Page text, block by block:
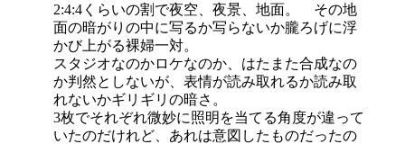
2:4:4くらいの割で夜空、夜景、地面。 その地
面の暗がりの中に写るか写らないか朧ろげに浮
かび上がる裸婦一対。
スタジオなのかロケなのか、はたまた合成なの
か判然としないが、表情が読み取れるか読み取
れないかギリギリの暗さ。
3枚でそれぞれ微妙に照明を当てる角度が違って
いたのだけれど、あれは意図したものだったの